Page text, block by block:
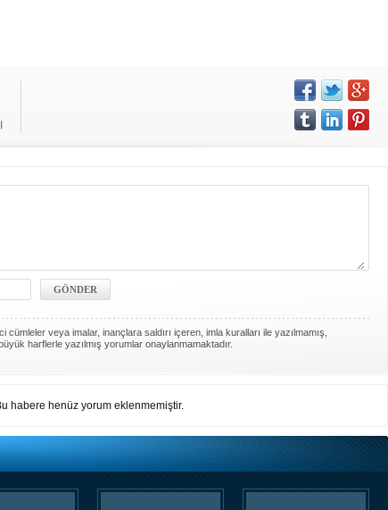
cümleler veya imalar, inançlara saldırı içeren, imla kuralları ile yazılmamış,
harflerle yazılmış yorumlar onaylanmamaktadır.
habere henüz yorum eklenmemiştir.